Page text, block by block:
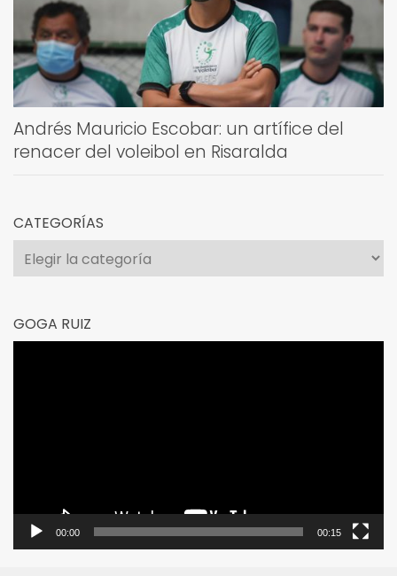
Andrés Mauricio Escobar: un artífice del
renacer del voleibol en Risaralda
CATEGORÍAS
Categorías
GOGA RUIZ
00:00 00:15